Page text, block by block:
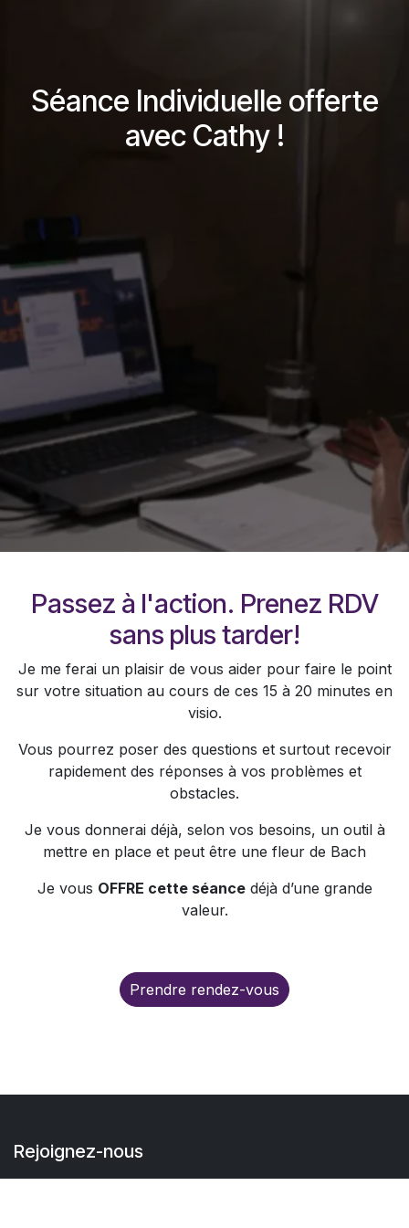
Séance Individuelle offerte
avec Cathy !
Passez à l'action. Prenez RDV
sans plus tarder!
Je me ferai un plaisir de vous aider pour faire le point
sur votre situation au cours de ces 15 à 20 minutes en
visio.
Vous pourrez poser des questions et surtout recevoir
rapidement des réponses à vos problèmes et
obstacles.
Je vous donnerai déjà, selon vos besoins, un outil à
mettre en place et peut être une fleur de Bach
Je vous OFFRE cette séancedéjà d’une grande
valeur.
Prendre rendez-vous
Rejoignez-nous